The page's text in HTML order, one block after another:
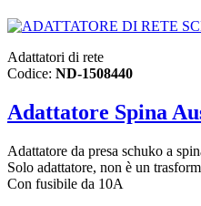
Adattatori di rete
Codice: ND-1508440
Adattatore Spina
Adattatore da presa schuko a
Solo adattatore, non è un
Con fusibile da 10A